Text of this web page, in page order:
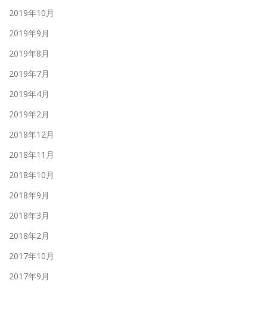
2019年10月
2019年9月
2019年8月
2019年7月
2019年4月
2019年2月
2018年12月
2018年11月
2018年10月
2018年9月
2018年3月
2018年2月
2017年10月
2017年9月